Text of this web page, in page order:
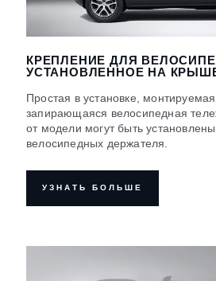
КРЕПЛЕНИЕ ДЛЯ
УСТАНОВЛЕННОЕ НА
Простая в установке,
запирающаяся велосипедная
от модели могут быть
велосипедных держателя.
УЗНАТЬ БОЛЬШЕ